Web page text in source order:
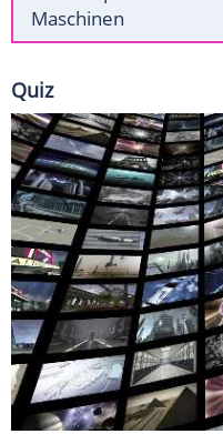
Maschinen
Quiz